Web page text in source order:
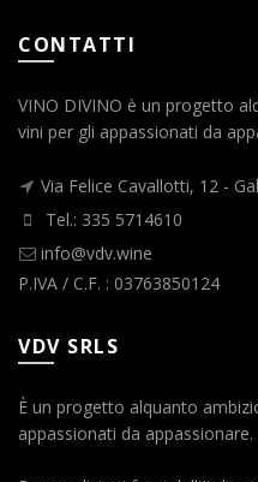
CONTATTI
VINO DIVINO è un progetto
vini per gli appassionati da
Via Felice Cavallotti, 12 -
Tel.: 335 5714610
info@vdv.wine
P.IVA / C.F. : 03763850124
VDV SRLS
È un progetto alquanto
appassionati da appassionare.